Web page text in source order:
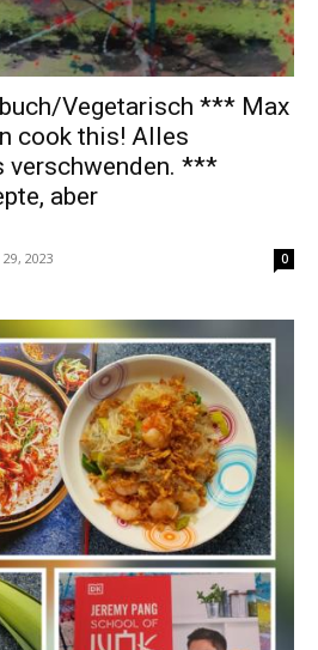
Vegetarisch *** Max
cook this! Alles
verschwenden. ***
aber
29, 2023 0